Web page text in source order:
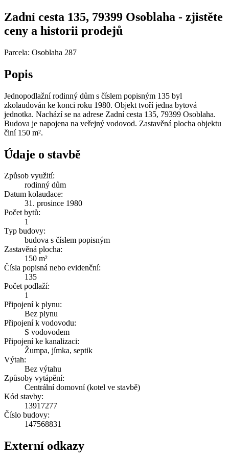
Zadní cesta 135, 79399 Osoblaha - zjistěte
ceny a historii prodejů
Parcela: Osoblaha 287
Popis
Jednopodlažní rodinný dům s číslem popisným 135 byl
zkolaudován ke konci roku 1980. Objekt tvoří jedna bytová
jednotka. Nachází se na adrese Zadní cesta 135, 79399 Osoblaha.
Budova je napojena na veřejný vodovod. Zastavěná plocha objektu
činí 150 m².
Údaje o stavbě
Způsob využití:
rodinný dům
Datum kolaudace:
31. prosince 1980
Počet bytů:
1
Typ budovy:
budova s číslem popisným
Zastavěná plocha:
150 m²
Čísla popisná nebo evidenční:
135
Počet podlaží:
1
Připojení k plynu:
Bez plynu
Připojení k vodovodu:
S vodovodem
Připojení ke kanalizaci:
Žumpa, jímka, septik
Výtah:
Bez výtahu
Způsoby vytápění:
Centrální domovní (kotel ve stavbě)
Kód stavby:
13917277
Číslo budovy:
147568831
Externí odkazy